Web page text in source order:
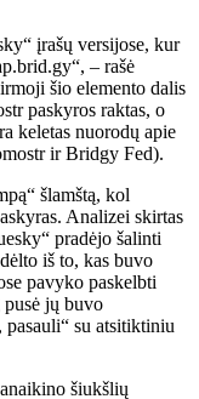
įrašų versijose, kur
– rašė
šio elemento dalis
paskyros raktas, o
keletas nuorodų apie
ir Bridgy Fed).
šlamštą, kol
Analizei skirtas
pradėjo šalinti
iš to, kas buvo
pavyko paskelbti
pusė jų buvo
pasauli“ su atsitiktiniu
šiukšlių